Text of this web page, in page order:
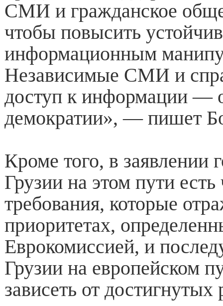
СМИ и гражданское
чтобы повысить
информационным
Независимые СМИ и
доступ к информации —
демократии», — пишет
Кроме того, в заявлении
Грузии на этом пути есть
требования, которые
приоритетах,
Еврокомиссией, и
Грузии на европейском
зависеть от достигнутых